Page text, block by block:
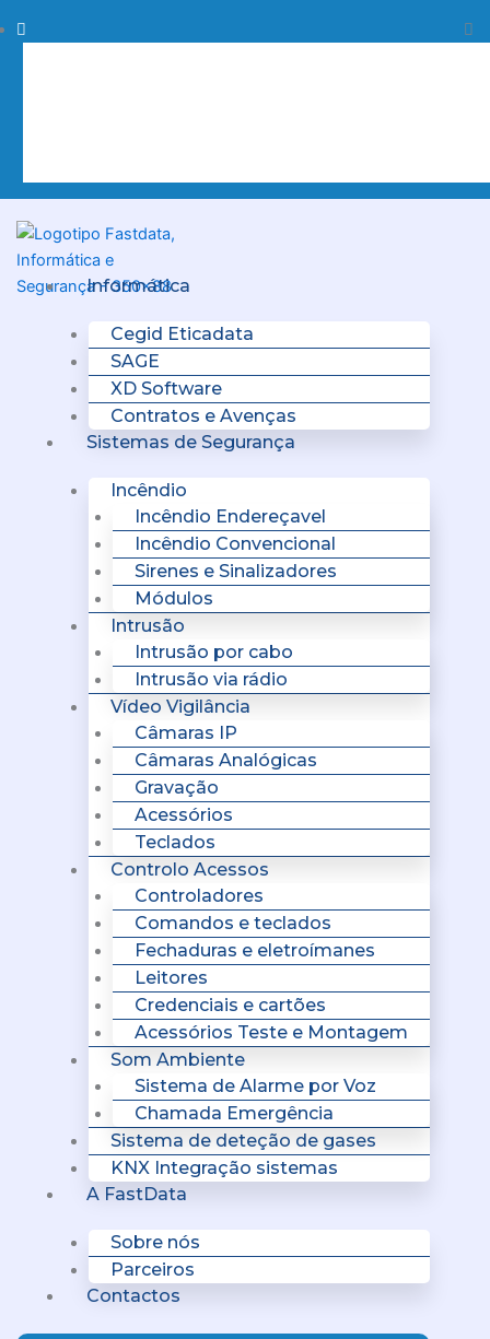
to
Procurar
Informática
Cegid Eticadata
SAGE
XD Software
Contratos e Avenças
Sistemas de Segurança
Incêndio
Incêndio Endereçavel
Incêndio Convencional
Sirenes e Sinalizadores
Módulos
Intrusão
Intrusão por cabo
Intrusão via rádio
Vídeo Vigilância
Câmaras IP
Câmaras Analógicas
Gravação
Acessórios
Teclados
Controlo Acessos
Controladores
Comandos e teclados
Fechaduras e eletroímanes
Leitores
Credenciais e cartões
Acessórios Teste e Montagem
Som Ambiente
Sistema de Alarme por Voz
Chamada Emergência
Sistema de deteção de gases
KNX Integração sistemas
A FastData
Sobre nós
Parceiros
Contactos
Menu